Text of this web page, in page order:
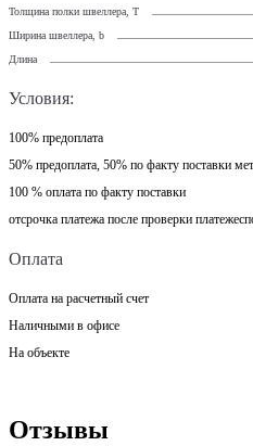
Толщина полки швеллера, T
Ширина швеллера, b
Длина
Условия:
100% предоплата
50% предоплата, 50% по факту поставки
100 % оплата по факту поставки
отсрочка платежа после проверки
Оплата
Оплата на расчетный счет
Наличными в офисе
На объекте
Отзывы